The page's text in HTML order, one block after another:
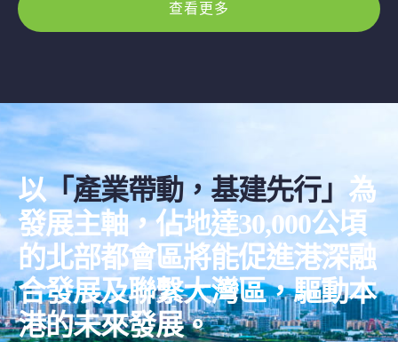
查看更多
以「產業帶動，基建先行」 為
發展主軸，佔地達30,000公頃
的北部都會區將能促進港深融
合發展及聯繫大灣區，驅動本
港的未來發展。